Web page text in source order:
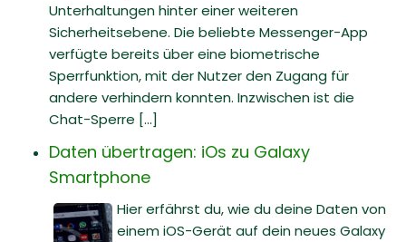
Unterhaltungen hinter einer weiteren
Sicherheitsebene. Die beliebte Messenger-App
verfügte bereits über eine biometrische
Sperrfunktion, mit der Nutzer den Zugang für
andere verhindern konnten. Inzwischen ist die
Chat-Sperre [...]
Daten übertragen: iOs zu Galaxy
Smartphone
Hier erfährst du, wie du deine Daten von
einem iOS-Gerät auf dein neues Galaxy